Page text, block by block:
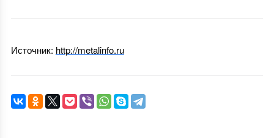
Источник: http://metalinfo.ru